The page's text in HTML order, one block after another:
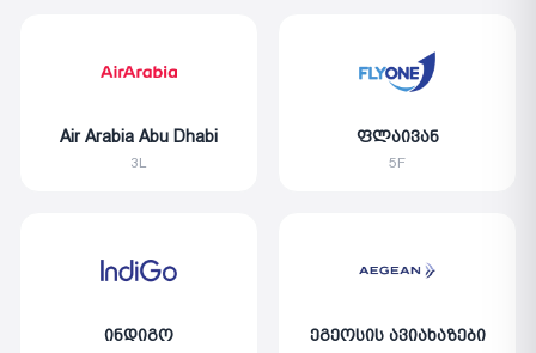
Air Arabia Abu Dhabi
3L
ფლაივან
5F
ინდიგო ეგეოსის ავიახაზები